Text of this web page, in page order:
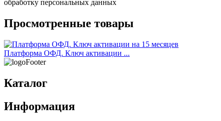
обработку персональных данных
Просмотренные товары
Платформа ОФД. Ключ активации ...
Каталог
Информация